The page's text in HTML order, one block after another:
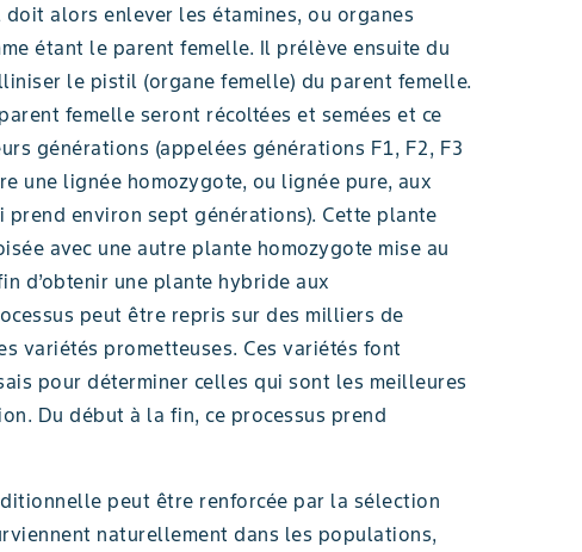
alors enlever les étamines, ou organes
étant le parent femelle. Il prélève ensuite du
le pistil (organe femelle) du parent femelle.
femelle seront récoltées et semées et ce
générations (appelées générations F1, F2, F3
une lignée homozygote, ou lignée pure, aux
prend environ sept générations). Cette plante
avec une autre plante homozygote mise au
d’obtenir une plante hybride aux
peut être repris sur des milliers de
variétés prometteuses. Ces variétés font
pour déterminer celles qui sont les meilleures
Du début à la fin, ce processus prend
peut être renforcée par la sélection
naturellement dans les populations,